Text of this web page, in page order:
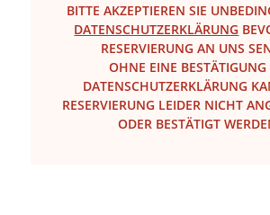
BITTE AKZEPTIEREN SIE
DATENSCHUTZERKLÄRUNG
RESERVIERUNG AN UNS
OHNE EINE BESTÄTIGUNG
DATENSCHUTZERKLÄRUNG
RESERVIERUNG LEIDER NICHT
ODER BESTÄTIGT